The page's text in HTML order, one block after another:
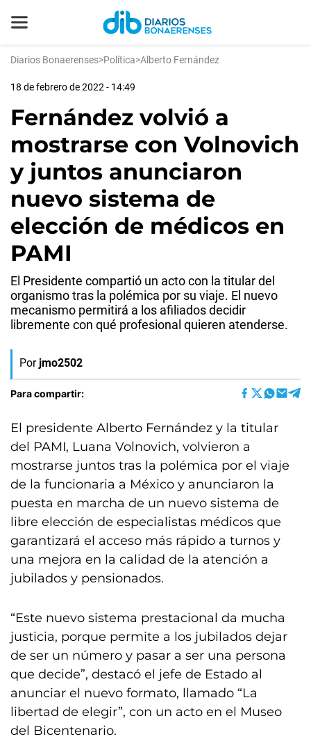
Diarios Bonaerenses>Política>Alberto Fernández
18 de febrero de 2022 - 14:49
Fernández volvió a
mostrarse con Volnovich
y juntos anunciaron
nuevo sistema de
elección de médicos en
PAMI
El Presidente compartió un acto con la titular del
organismo tras la polémica por su viaje. El nuevo
mecanismo permitirá a los afiliados decidir
libremente con qué profesional quieren atenderse.
Por jmo2502
Para compartir:
El presidente Alberto Fernández y la titular
del PAMI, Luana Volnovich, volvieron a
mostrarse juntos tras la polémica por el viaje
de la funcionaria a México y anunciaron la
puesta en marcha de un nuevo sistema de
libre elección de especialistas médicos que
garantizará el acceso más rápido a turnos y
una mejora en la calidad de la atención a
jubilados y pensionados.
“Este nuevo sistema prestacional da mucha
justicia, porque permite a los jubilados dejar
de ser un número y pasar a ser una persona
que decide”, destacó el jefe de Estado al
anunciar el nuevo formato, llamado “La
libertad de elegir”, con un acto en el Museo
del Bicentenario.